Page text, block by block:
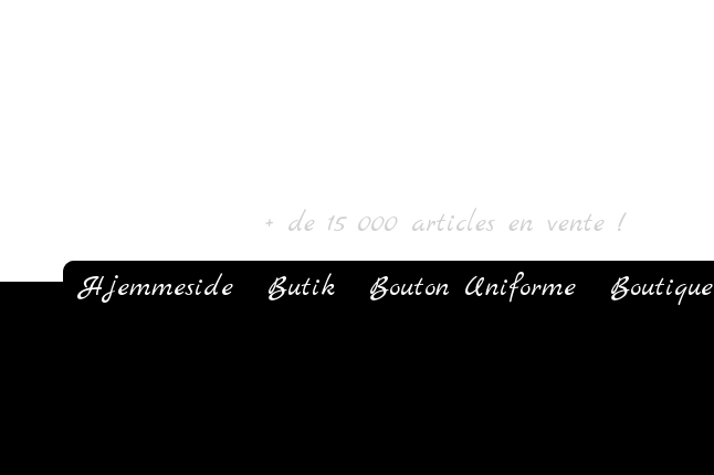
+ de 15 000 articles en vente !
Hjemmeside Butik Bouton Uniforme Boutique